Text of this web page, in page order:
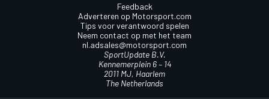
Feedback
Adverteren op Motorsport.com
Tips voor verantwoord spelen
Neem contact op met het team
nl.adsales@motorsport.com
SportUpdate B.V.
Kennemerplein 6 – 14
2011 MJ, Haarlem
The Netherlands